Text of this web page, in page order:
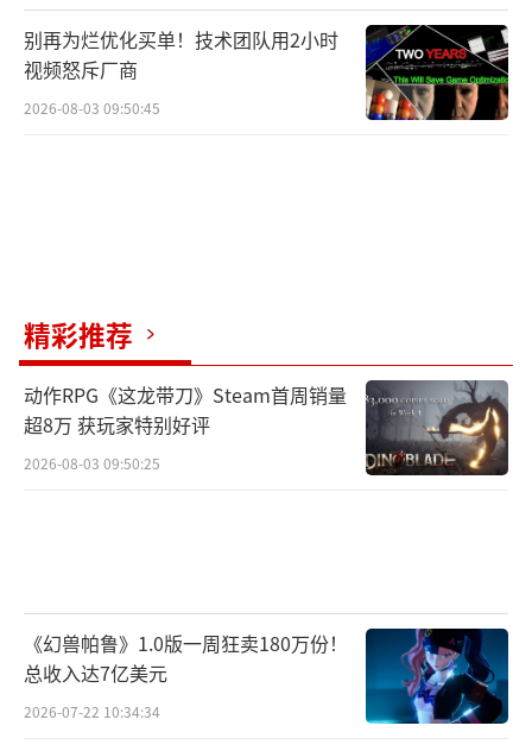
别再为烂优化买单！技术团队用2小时
视频怒斥厂商
2026-08-03 09:50:45
精彩推荐
动作RPG《这龙带刀》Steam首周销量
超8万 获玩家特别好评
2026-08-03 09:50:25
《幻兽帕鲁》1.0版一周狂卖180万份！
总收入达7亿美元
2026-07-22 10:34:34